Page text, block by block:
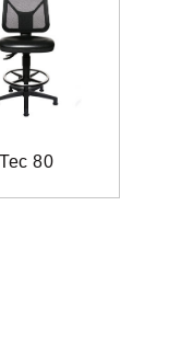
Tec 80